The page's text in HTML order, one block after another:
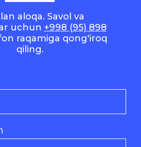
aloqa. Savol va
uchun +998 (95) 898
raqamiga qong'iroq
qiling.